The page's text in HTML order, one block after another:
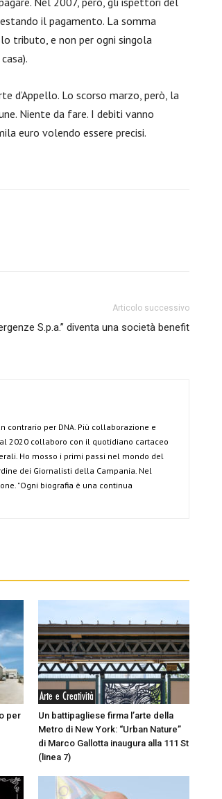
il pagamento. La somma
tributo, e non per ogni singola
d’Appello. Lo scorso marzo, però, la
Niente da fare. I debiti vanno
euro volendo essere precisi.
Articolo successivo
S.p.a.” diventa una società benefit
contrario per DNA. Più collaborazione e
2020 collaboro con il quotidiano cartaceo
Ho mosso i primi passi nel mondo del
dei Giornalisti della Campania. Nel
"Ogni biografia è una continua
per
Arte e Creatività
Un battipagliese firma l’arte della
Metro di New York: “Urban Nature”
di Marco Gallotta inaugura alla 111 St
(linea 7)